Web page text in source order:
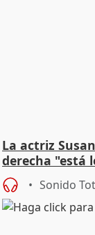
La actriz
derecha "está
Sonido